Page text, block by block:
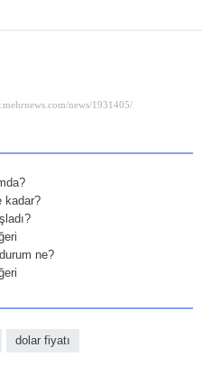
kadar?
ne?
dolar fiyatı